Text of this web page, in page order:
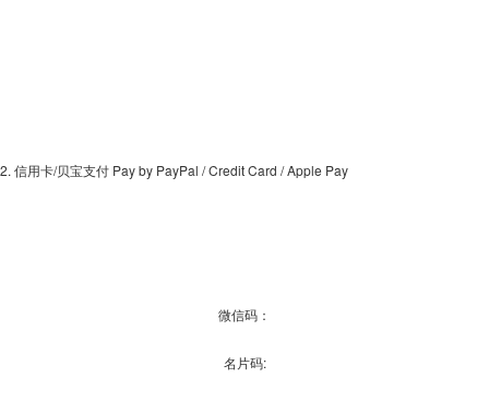
2. 信用卡/贝宝支付 Pay by PayPal / Credit Card / Apple Pay
微信码：
名片码: